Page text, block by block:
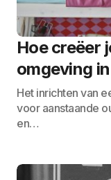
Hoe creëer
omgeving
Het inrichten van
voor aanstaande
en…